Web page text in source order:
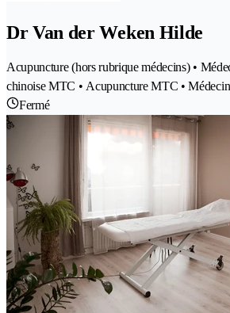
Dr Van der Weken Hilde
Acupuncture (hors rubrique médecins) •
chinoise MTC • Acupuncture MTC •
Fermé